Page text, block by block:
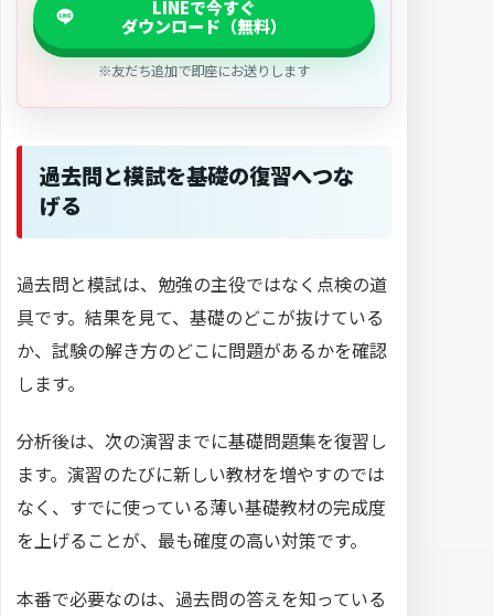
※友だち追加で即座にお送りします
過去問と模試を基礎の復習へつな
げる
過去問と模試は、勉強の主役ではなく点検の道
具です。結果を見て、基礎のどこが抜けている
か、試験の解き方のどこに問題があるかを確認
します。
分析後は、次の演習までに基礎問題集を復習し
ます。演習のたびに新しい教材を増やすのでは
なく、すでに使っている薄い基礎教材の完成度
を上げることが、最も確度の高い対策です。
本番で必要なのは、過去問の答えを知っている